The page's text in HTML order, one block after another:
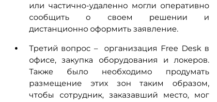
или частично-удаленно могли оперативно
сообщить о своем решении и
дистанционно оформить заявление.
Третий вопрос – организация Free Desk в
офисе, закупка оборудования и локеров.
Также было необходимо продумать
размещение этих зон таким образом,
чтобы сотрудник, заказавший место, мог